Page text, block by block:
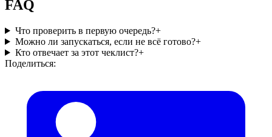
FAQ
Что проверить в первую очередь?+
Можно ли запускаться, если не всё готово?+
Кто отвечает за этот чеклист?+
Поделиться: